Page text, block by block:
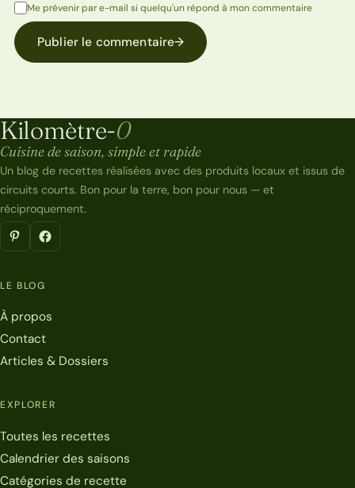
Me prévenir par e-mail si quelqu'un répond à mon commentaire
Publier le commentaire→
Kilomètre-0
Kilomètre-0
Cuisine de saison, simple et rapide
Un blog de recettes réalisées avec des produits locaux et issus de
circuits courts. Bon pour la terre, bon pour nous — et
réciproquement.
LE BLOG
À propos
Contact
Articles & Dossiers
EXPLORER
Toutes les recettes
Calendrier des saisons
Catégories de recette